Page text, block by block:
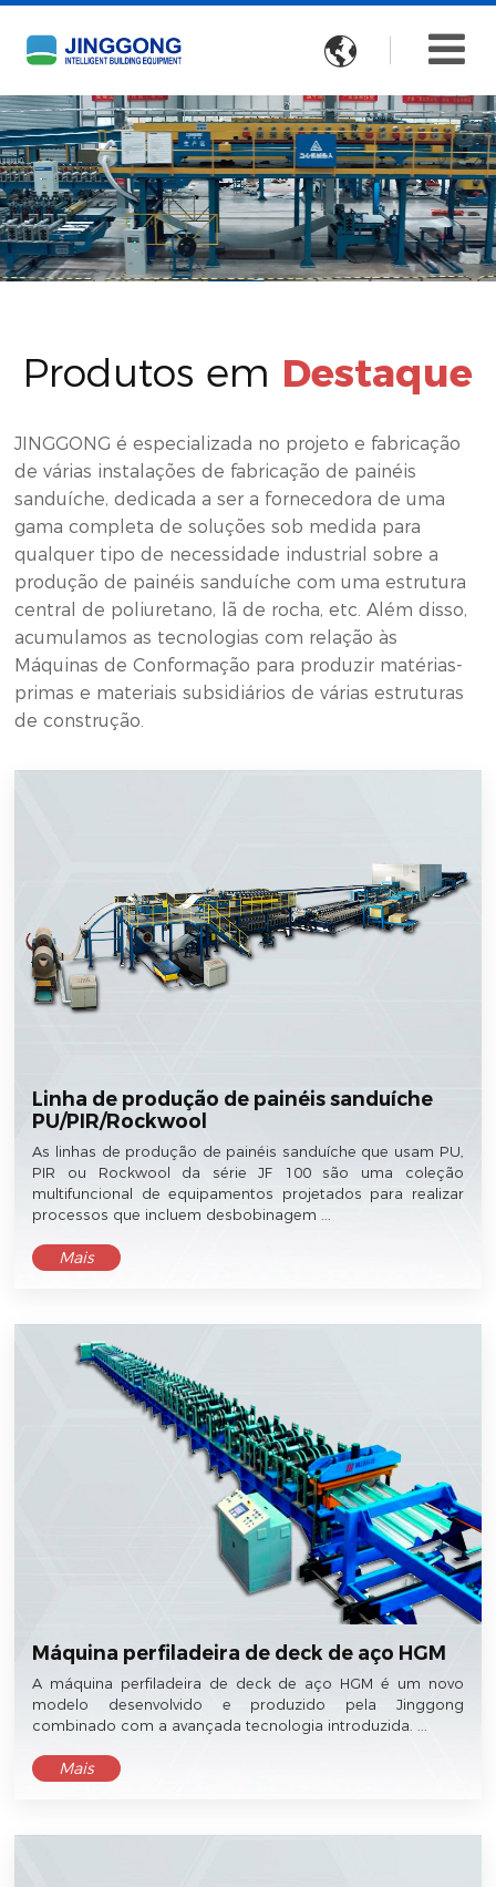

Produtos em Destaque
JINGGONG é especializada no projeto e fabricação
de várias instalações de fabricação de painéis
sanduíche, dedicada a ser a fornecedora de uma
gama completa de soluções sob medida para
qualquer tipo de necessidade industrial sobre a
produção de painéis sanduíche com uma estrutura
central de poliuretano, lã de rocha, etc. Além disso,
acumulamos as tecnologias com relação às
Máquinas de Conformação para produzir matérias-
primas e materiais subsidiários de várias estruturas
de construção.
Linha de produção de painéis sanduíche
PU/PIR/Rockwool
As linhas de produção de painéis sanduíche que usam PU,
PIR ou Rockwool da série JF 100 são uma coleção
multifuncional de equipamentos projetados para realizar
processos que incluem desbobinagem ...
Mais
Máquina perfiladeira de deck de aço HGM
A máquina perfiladeira de deck de aço HGM é um novo
modelo desenvolvido e produzido pela Jinggong
combinado com a avançada tecnologia introduzida. ...
Mais